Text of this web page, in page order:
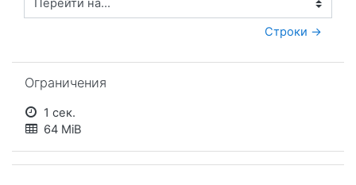
Перейти на...
Строки →
Ограничения
1 сек.
64 MiB